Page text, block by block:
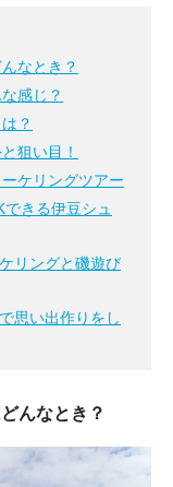
なとき？
感じ？
？
狙い目！
ケリングツアー
きる伊豆シュ
リングと磯遊び
思い出作りをし
んなとき？